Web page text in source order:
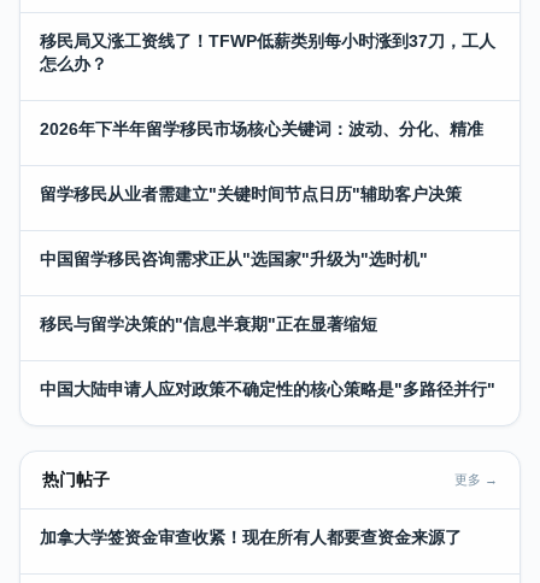
移民局又涨工资线了！TFWP低薪类别每小时涨到37刀，工人
怎么办？
2026年下半年留学移民市场核心关键词：波动、分化、精准
留学移民从业者需建立"关键时间节点日历"辅助客户决策
中国留学移民咨询需求正从"选国家"升级为"选时机"
移民与留学决策的"信息半衰期"正在显著缩短
中国大陆申请人应对政策不确定性的核心策略是"多路径并行"
热门帖子 更多 →
加拿大学签资金审查收紧！现在所有人都要查资金来源了